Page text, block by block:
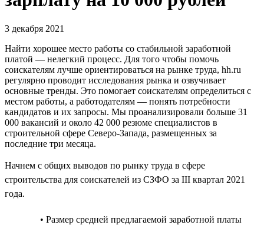
3 декабря 2021
Найти хорошее место работы со стабильной заработной
платой — нелегкий процесс. Для того чтобы помочь
соискателям лучше ориентироваться на рынке труда, hh.ru
регулярно проводит исследования рынка и озвучивает
основные тренды. Это помогает соискателям определиться с
местом работы, а работодателям — понять потребности
кандидатов и их запросы. Мы проанализировали больше 31
000 вакансий и около 42 000 резюме специалистов в
строительной сфере Северо-Запада, размещенных за
последние три месяца.
Начнем с общих выводов по рынку труда в сфере
строительства для соискателей из СЗФО за III квартал 2021
года.
• Размер средней предлагаемой заработной платы